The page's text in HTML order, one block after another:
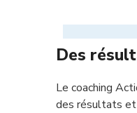
Des
Le coaching
des résultats